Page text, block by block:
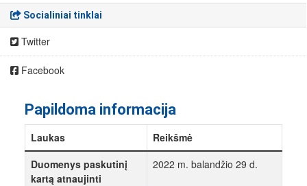
Socialiniai tinklai
Twitter
Facebook
Papildoma informacija
Laukas
Reikšmė
Duomenys paskutinį
kartą atnaujinti
2022 m. balandžio 29 d.